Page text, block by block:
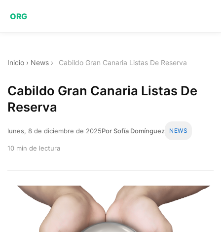
ORG
Inicio › News › Cabildo Gran Canaria Listas De Reserva
Cabildo Gran Canaria Listas De
Reserva
lunes, 8 de diciembre de 2025Por Sofía Domínguez NEWS
10 min de lectura